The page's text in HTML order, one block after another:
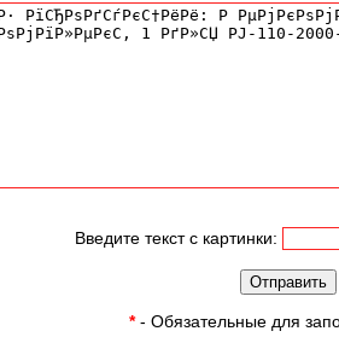
Введите текст с картинки:
*- Обязательные для